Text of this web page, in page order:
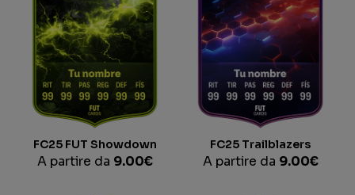
FC25 FUT Showdown
A partire da 9.00€
FC25 Trailblazers
A partire da 9.00€